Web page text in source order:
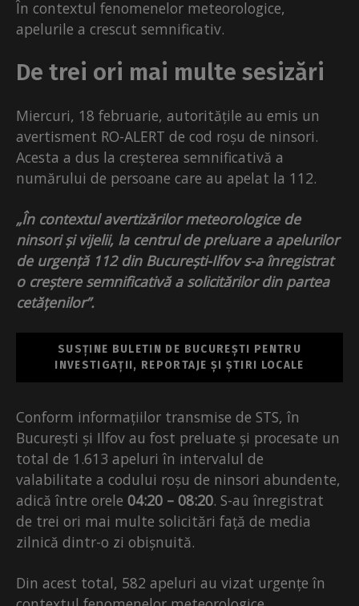
În contextul fenomenelor meteorologice,
apelurile a crescut semnificativ.
De trei ori mai multe sesizări
Miercuri, 18 februarie, autoritățile au emis un
avertisment RO-ALERT de cod roșu de ninsori.
Acesta a dus la creșterea semnificativă a
numărului de persoane care au apelat la 112.
„În contextul avertizărilor meteorologice de
ninsori și vijelii, la centrul de preluare a apelurilor
de urgență 112 din București-Ilfov s-a înregistrat
o creștere semnificativă a solicitărilor din partea
cetățenilor”.
SUSȚINE BULETIN DE BUCUREȘTI PENTRU
INVESTIGAȚII, REPORTAJE ȘI ȘTIRI LOCALE
Conform informațiilor transmise de STS, în
București și Ilfov au fost preluate și procesate un
total de 1.613 apeluri în intervalul de
valabilitate a codului roșu de ninsori abundente,
adică între orele 04:20 – 08:20. S-au înregistrat
de trei ori mai multe solicitări față de media
zilnică dintr-o zi obișnuită.
Din acest total, 582 apeluri au vizat urgențe în